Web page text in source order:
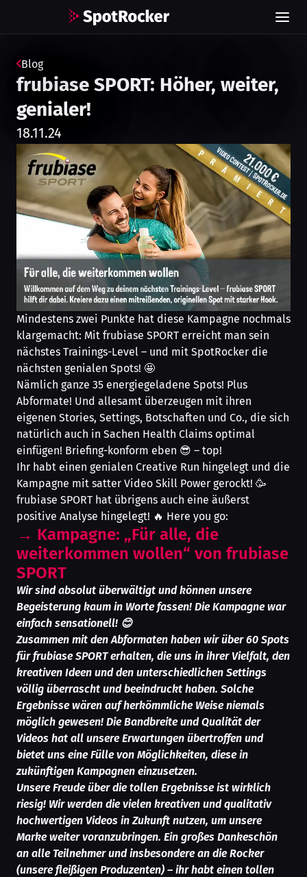
Blog
frubiase SPORT: Höher, weiter,
genialer!
18.11.24
Mindestens zwei Punkte hat diese Kampagne nochmals
klargemacht: Mit frubiase SPORT erreicht man sein
nächstes Trainings-Level – und mit SpotRocker die
nächsten genialen Spots! 🤩
Nämlich ganze 35 energiegeladene Spots! Plus
Abformate! Und allesamt überzeugen mit ihren
eigenen Stories, Settings, Botschaften und Co., die sich
natürlich auch in Sachen Health Claims optimal
einfügen! Briefing-konform eben 😎 – top!
Ihr habt einen genialen Creative Run hingelegt und die
Kampagne mit satter Video Skill Power gerockt! 🥳
frubiase SPORT hat übrigens auch eine äußerst
positive Analyse hingelegt! 🔥 Here you go:
→ Kampagne: „Für alle, die
weiterkommen wollen“ von frubiase
SPORT
Wir sind absolut überwältigt und können unsere
Begeisterung kaum in Worte fassen! Die Kampagne war
einfach sensationell! 😊
Zusammen mit den Abformaten haben wir über 60 Spots
für frubiase SPORT erhalten, die uns in ihrer Vielfalt, den
kreativen Ideen und den unterschiedlichen Settings
völlig überrascht und beeindruckt haben. Solche
Ergebnisse wären auf herkömmliche Weise niemals
möglich gewesen! Die Bandbreite und Qualität der
Videos hat all unsere Erwartungen übertroffen und
bietet uns eine Fülle von Möglichkeiten, diese in
zukünftigen Kampagnen einzusetzen.
Unsere Freude über die tollen Ergebnisse ist wirklich
riesig! Wir werden die vielen kreativen und qualitativ
hochwertigen Videos in Zukunft nutzen, um unsere
Marke weiter voranzubringen. Ein großes Dankeschön
an alle Teilnehmer und insbesondere an die Rocker
(unsere fleißigen Produzenten) – ihr habt einen tollen